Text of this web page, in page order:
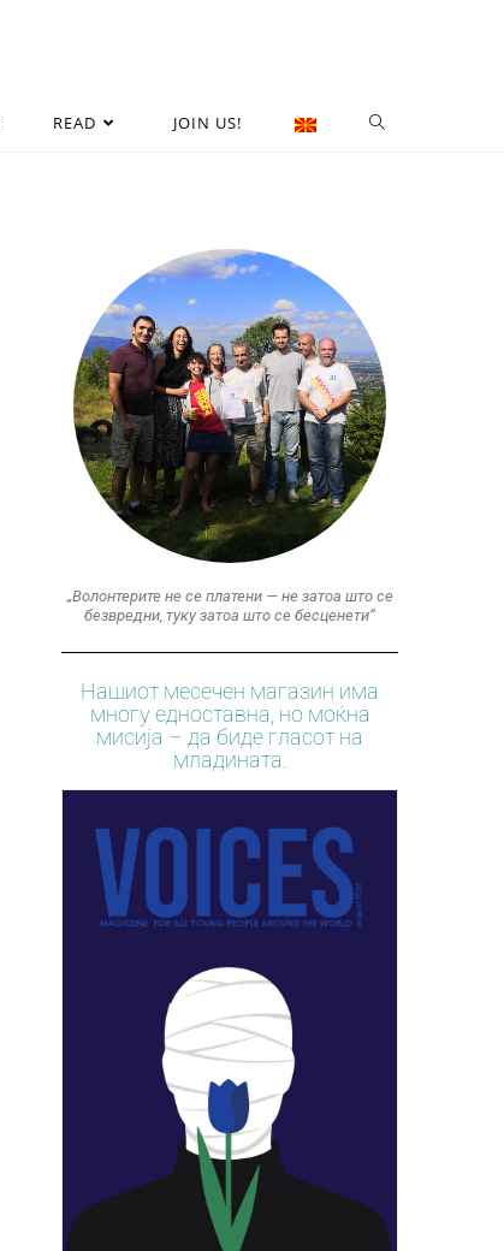
READ JOIN US!
„Волонтерите не се платени — не затоа што се
безвредни, туку затоа што се бесценети“
Нашиот месечен магазин има
многу едноставна, но моќна
мисија – да биде гласот на
младината.